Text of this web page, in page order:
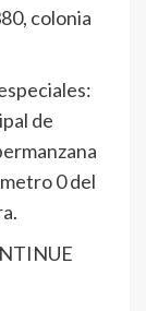
colonia
de
0 del